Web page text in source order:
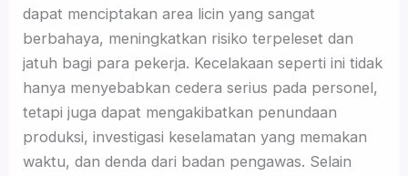
dapat menciptakan area licin yang sangat
berbahaya, meningkatkan risiko terpeleset dan
jatuh bagi para pekerja. Kecelakaan seperti ini tidak
hanya menyebabkan cedera serius pada personel,
tetapi juga dapat mengakibatkan penundaan
produksi, investigasi keselamatan yang memakan
waktu, dan denda dari badan pengawas. Selain